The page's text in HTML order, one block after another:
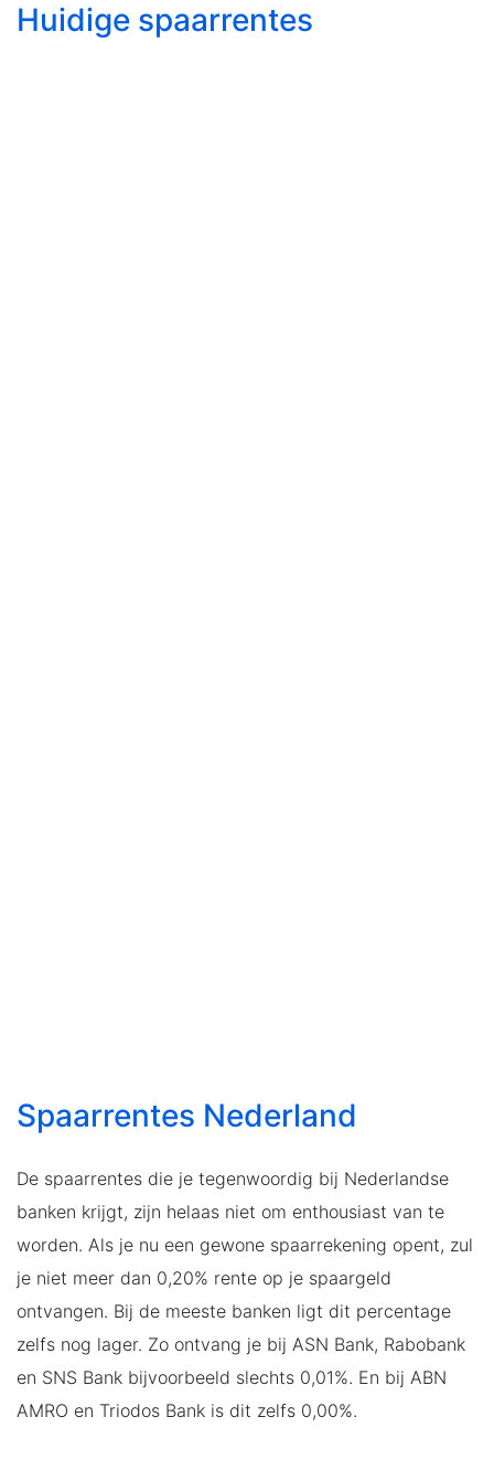
Huidige spaarrentes
Spaarrentes Nederland
De spaarrentes die je tegenwoordig bij Nederlandse
banken krijgt, zijn helaas niet om enthousiast van te
worden. Als je nu een gewone spaarrekening opent, zul
je niet meer dan 0,20% rente op je spaargeld
ontvangen. Bij de meeste banken ligt dit percentage
zelfs nog lager. Zo ontvang je bij ASN Bank, Rabobank
en SNS Bank bijvoorbeeld slechts 0,01%. En bij ABN
AMRO en Triodos Bank is dit zelfs 0,00%.